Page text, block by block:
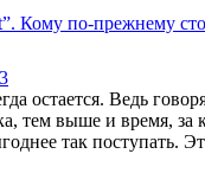
Кому по-прежнему
остается. Ведь
тем выше и время, за
так поступать.